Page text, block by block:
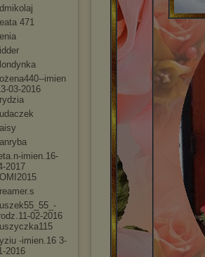
j
471
a
0--imien
03-2016
imien.16-
2017
s
_55_-
dz.11-02-2016
a115
-imien.16 3-
2016